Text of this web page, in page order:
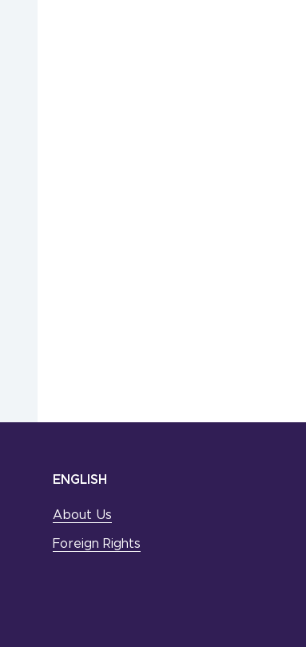
ENGLISH
About Us
Foreign Rights